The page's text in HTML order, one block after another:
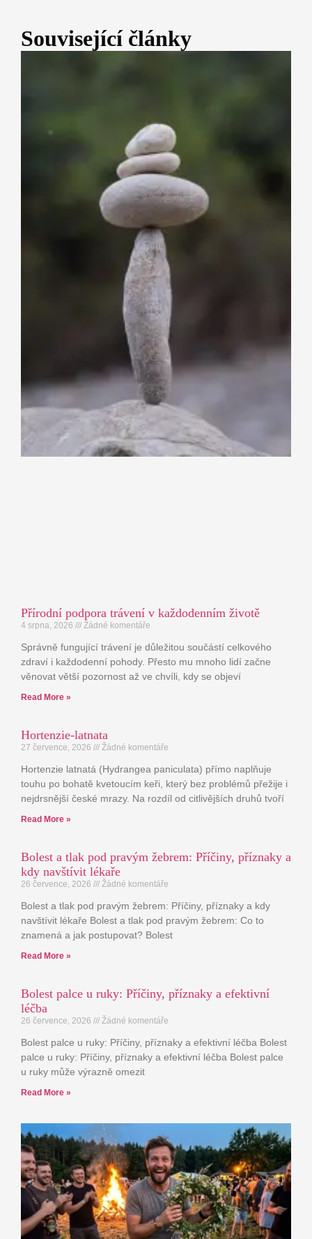
Související články
Přírodní podpora trávení v každodenním životě
4 srpna, 2026 Žádné komentáře
Správně fungující trávení je důležitou součástí celkového
zdraví i každodenní pohody. Přesto mu mnoho lidí začne
věnovat větší pozornost až ve chvíli, kdy se objeví
Read More »
Hortenzie-latnata
27 července, 2026 Žádné komentáře
Hortenzie latnatá (Hydrangea paniculata) přímo naplňuje
touhu po bohatě kvetoucím keři, který bez problémů přežije i
nejdrsnější české mrazy. Na rozdíl od citlivějších druhů tvoří
Read More »
Bolest a tlak pod pravým žebrem: Příčiny, příznaky a
kdy navštívit lékaře
26 července, 2026 Žádné komentáře
Bolest a tlak pod pravým žebrem: Příčiny, příznaky a kdy
navštívit lékaře Bolest a tlak pod pravým žebrem: Co to
znamená a jak postupovat? Bolest
Read More »
Bolest palce u ruky: Příčiny, příznaky a efektivní
léčba
26 července, 2026 Žádné komentáře
Bolest palce u ruky: Příčiny, příznaky a efektivní léčba Bolest
palce u ruky: Příčiny, příznaky a efektivní léčba Bolest palce
u ruky může výrazně omezit
Read More »